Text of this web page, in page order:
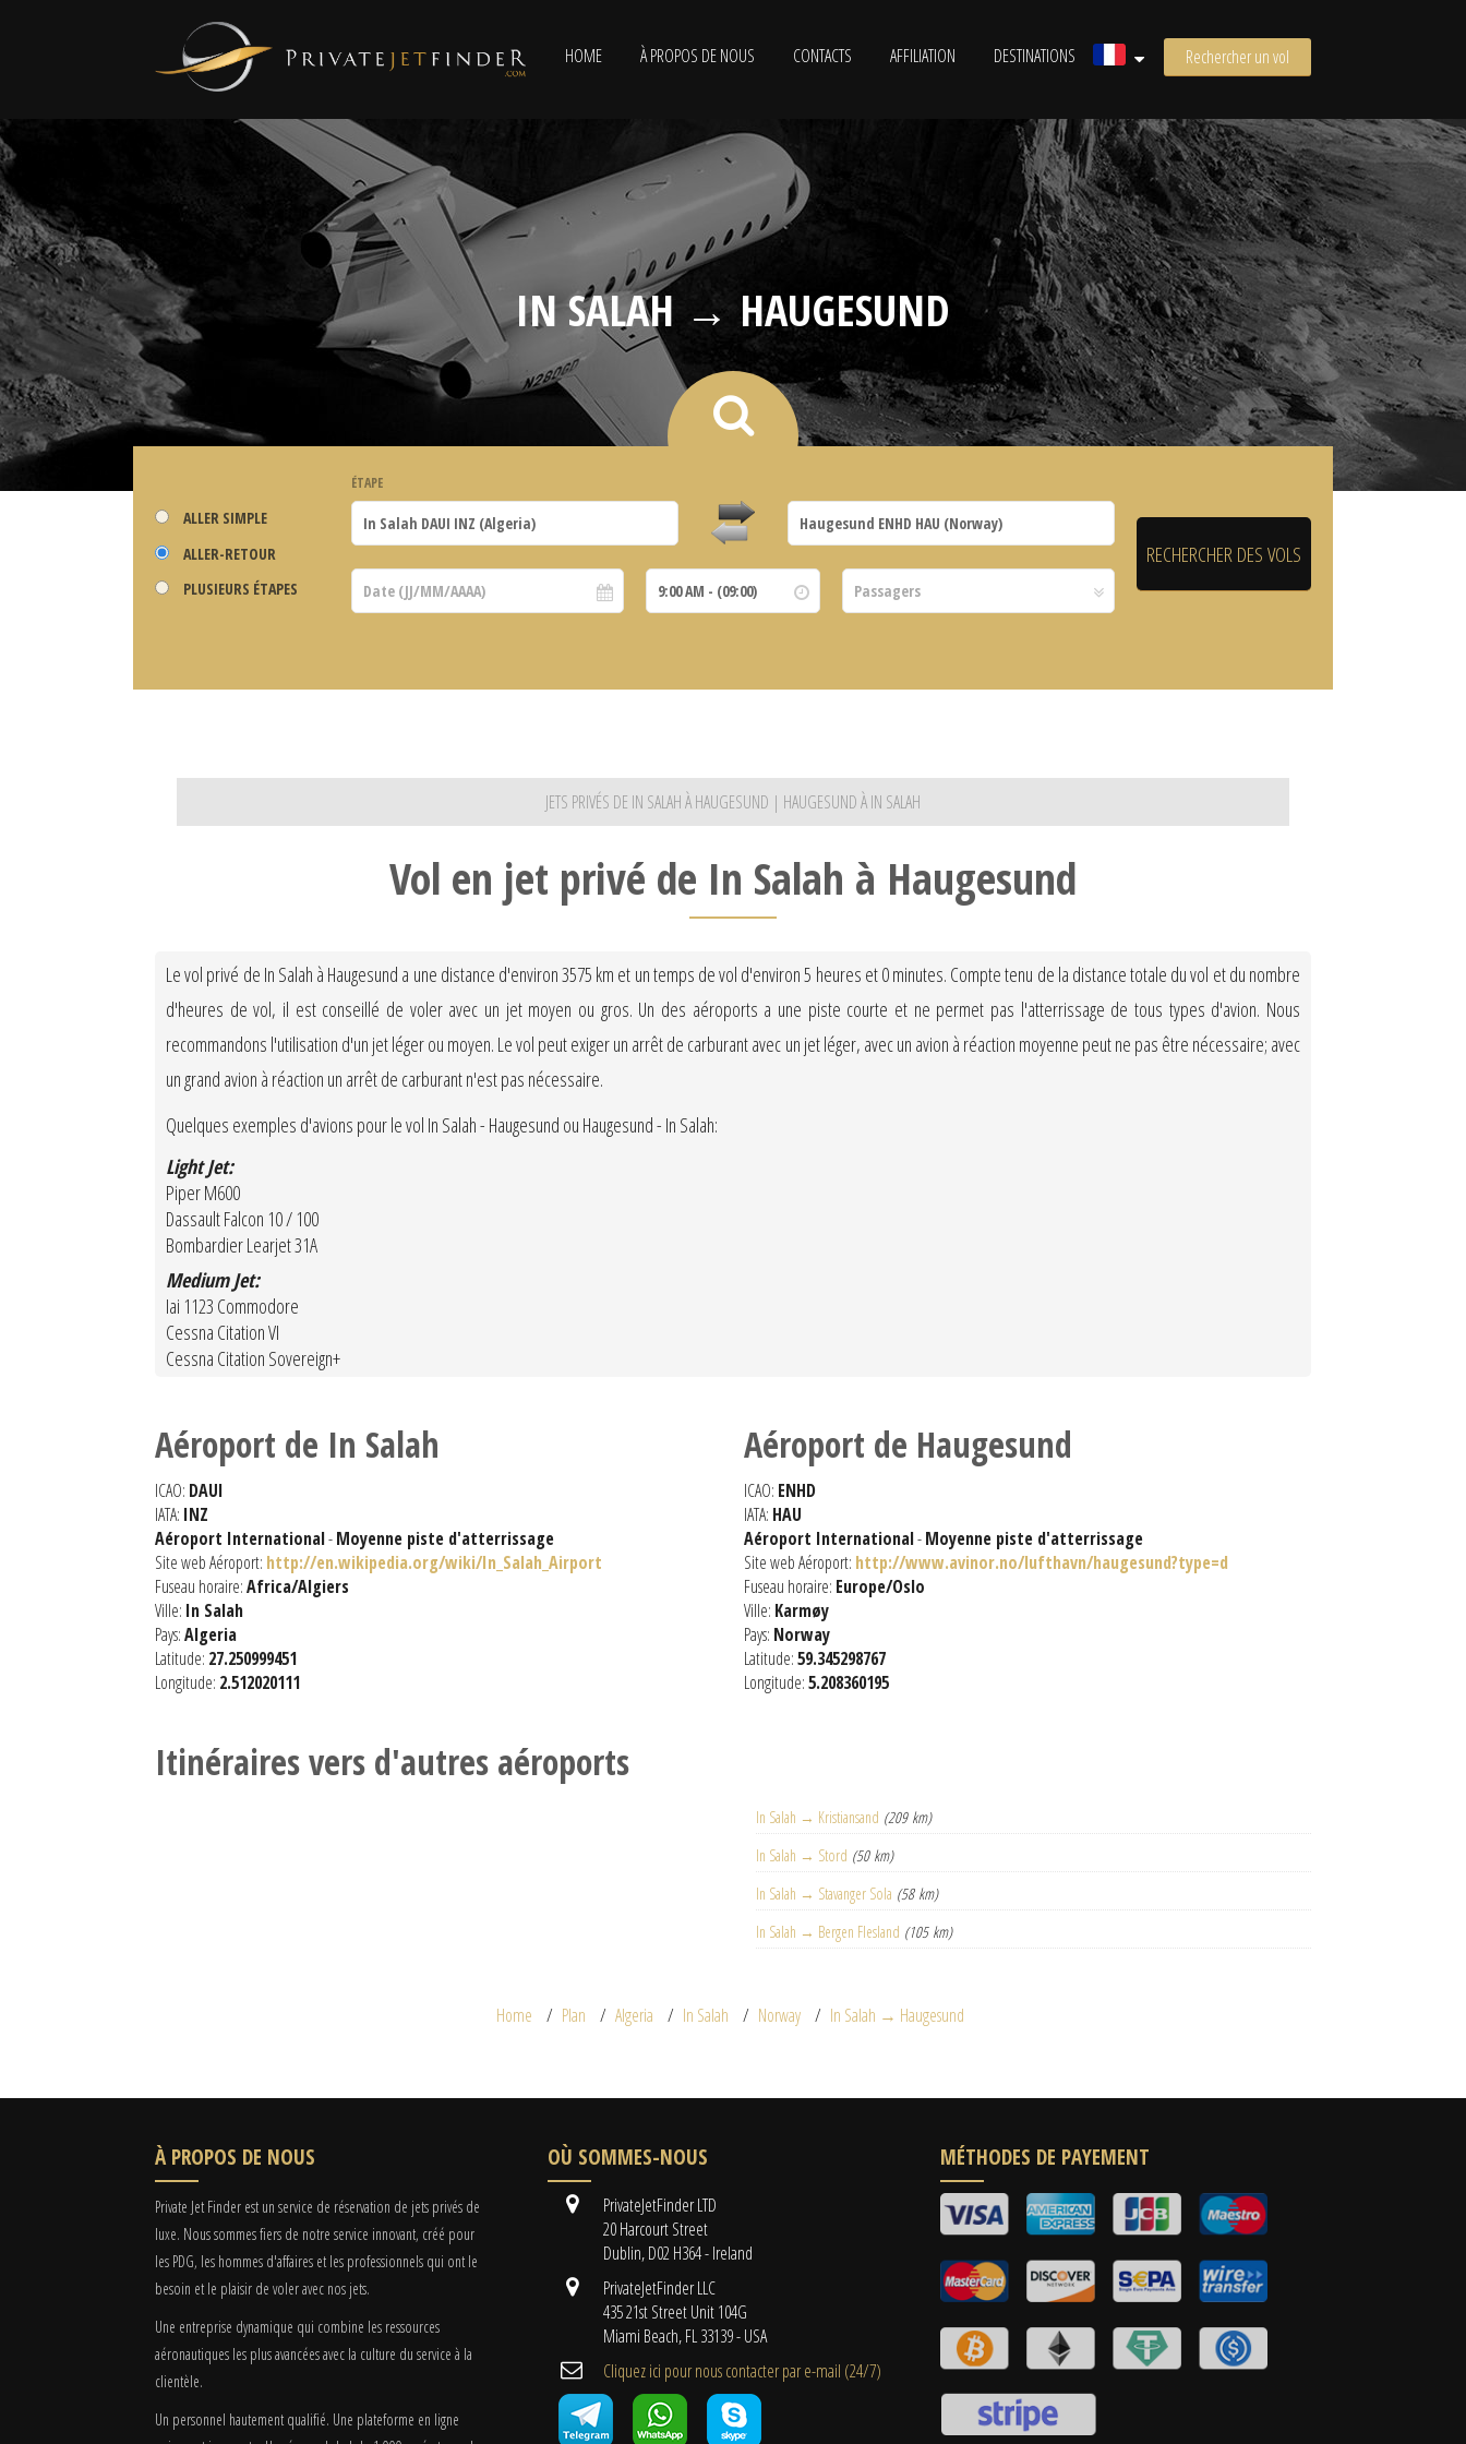
HOME À PROPOS DE NOUS CONTACTS AFFILIATION DESTINATIONS Rechercher un vol
IN SALAH → HAUGESUND
ALLER SIMPLE
ALLER-RETOUR
PLUSIEURS ÉTAPES
ÉTAPE
JETS PRIVÉS DE IN SALAH À HAUGESUND | HAUGESUND À IN SALAH
Vol en jet privé de In Salah à Haugesund
Le vol privé de In Salah à Haugesund a une distance d'environ 3575 km et un temps de vol d'environ 5 heures et 0 minutes. Compte tenu de la distance totale du vol et du nombre
d'heures de vol, il est conseillé de voler avec un jet moyen ou gros. Un des aéroports a une piste courte et ne permet pas l'atterrissage de tous types d'avion. Nous
recommandons l'utilisation d'un jet léger ou moyen. Le vol peut exiger un arrêt de carburant avec un jet léger, avec un avion à réaction moyenne peut ne pas être nécessaire; avec
un grand avion à réaction un arrêt de carburant n'est pas nécessaire.
Quelques exemples d'avions pour le vol In Salah - Haugesund ou Haugesund - In Salah:
Light Jet:
Piper M600
Dassault Falcon 10 / 100
Bombardier Learjet 31A
Medium Jet:
Iai 1123 Commodore
Cessna Citation VI
Cessna Citation Sovereign+
Aéroport de In Salah
ICAO: DAUI
IATA: INZ
Aéroport International-Moyenne piste d'atterrissage
Site web Aéroport: http://en.wikipedia.org/wiki/In_Salah_Airport
Fuseau horaire:Africa/Algiers
Ville: In Salah
Pays:Algeria
Latitude: 27.250999451
Longitude: 2.512020111
Aéroport de Haugesund
ICAO: ENHD
IATA: HAU
Aéroport International-Moyenne piste d'atterrissage
Site web Aéroport: http://www.avinor.no/lufthavn/haugesund?type=d
Fuseau horaire: Europe/Oslo
Ville: Karmøy
Pays: Norway
Latitude:59.345298767
Longitude:5.208360195
Itinéraires vers d'autres aéroports
In Salah → Kristiansand (209 km)
In Salah → Stord (50 km)
In Salah → Stavanger Sola (58 km)
In Salah → Bergen Flesland (105 km)
Home Plan Algeria In Salah Norway In Salah → Haugesund
À PROPOS DE NOUS
Private Jet Finder est un service de réservation de jets privés de
luxe. Nous sommes fiers de notre service innovant, créé pour
les PDG, les hommes d'affaires et les professionnels qui ont le
besoin et le plaisir de voler avec nos jets.
Une entreprise dynamique qui combine les ressources
aéronautiques les plus avancées avec la culture du service à la
clientèle.
Un personnel hautement qualifié. Une plateforme en ligne
OÙ SOMMES-NOUS
PrivateJetFinder LTD
20 Harcourt Street
Dublin, D02 H364 - Ireland
PrivateJetFinder LLC
435 21st Street Unit 104G
Miami Beach, FL 33139 - USA
Cliquez ici pour nous contacter par e-mail (24/7)
MÉTHODES DE PAYEMENT